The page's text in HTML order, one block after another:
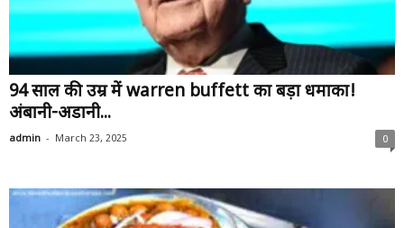
94 साल की उम्र में warren buffett का बड़ा धमाका!
अंबानी-अडानी...
admin - March 23, 2025 0